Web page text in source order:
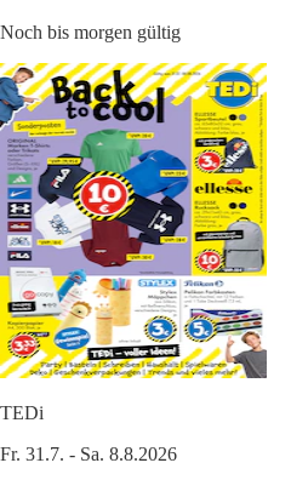
Noch bis morgen gültig
TEDi
Fr. 31.7. - Sa. 8.8.2026